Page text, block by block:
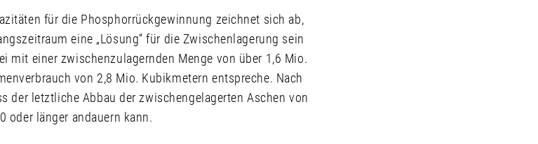
für die Phosphorrückgewinnung zeichnet sich ab,
eine „Lösung“ für die Zwischenlagerung sein
mit einer zwischenzulagernden Menge von über 1,6 Mio.
von 2,8 Mio. Kubikmetern entspreche. Nach
der letztliche Abbau der zwischengelagerten Aschen von
oder länger andauern kann.